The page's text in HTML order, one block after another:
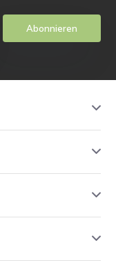
Abonnieren